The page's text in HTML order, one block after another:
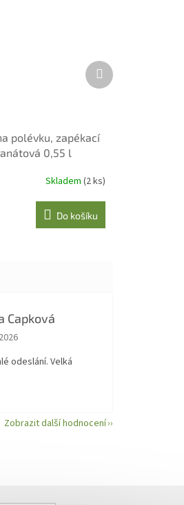
polévku, zapékací
0,55 l
Skladem (2 ks)
Do košíku
Další
produkt
Capková
obchodu je 5 z 5 hvězdiček.
odeslání. Velká
Zobrazit další hodnocení